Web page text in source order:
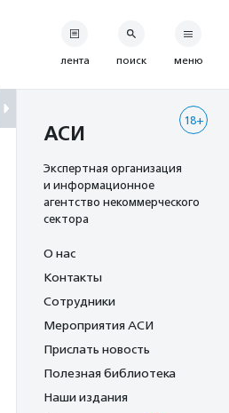
лента поиск меню
18+
АСИ
Экспертная организация
и информационное
агентство некоммерческого
сектора
О нас
Контакты
Сотрудники
Мероприятия АСИ
Прислать новость
Полезная библиотека
Наши издания